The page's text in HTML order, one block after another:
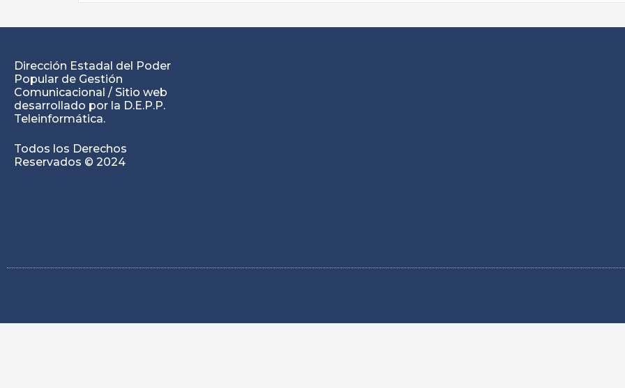
Dirección Estadal del Poder
Popular de Gestión
Comunicacional / Sitio web
desarrollado por la D.E.P.P.
Teleinformática.
Todos los Derechos
Reservados © 2024